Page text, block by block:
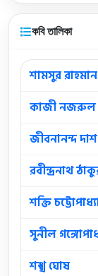
কবি তালিকা
শামসুর রাহমান
কাজী নজরুল
জীবনানন্দ দাশ
রবীন্দ্রনাথ
শক্তি
সুনীল
শঙ্খ ঘোষ